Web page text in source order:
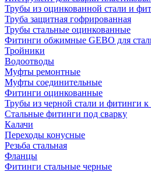
Трубы из оцинкованной стали и
Труба защитная гофрированная
Трубы стальные оцинкованные
Фитинги обжимные GEBO для
Тройники
Водоотводы
Муфты ремонтные
Муфты соединительные
Фитинги оцинкованные
Трубы из черной стали и фитинги
Стальные фитинги под сварку
Калачи
Переходы конусные
Резьба стальная
Фланцы
Фитинги стальные черные